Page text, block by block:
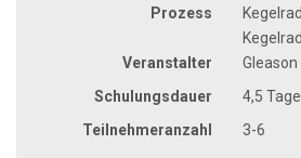
Prozess
Veranstalter
Gleason
Schulungsdauer
4,5 Tage
Teilnehmeranzahl
3-6